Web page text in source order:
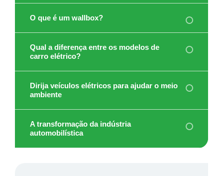
O que é um wallbox?
Qual a diferença entre os modelos de
carro elétrico?
Dirija veículos elétricos para ajudar o meio
ambiente
A transformação da indústria
automobilística